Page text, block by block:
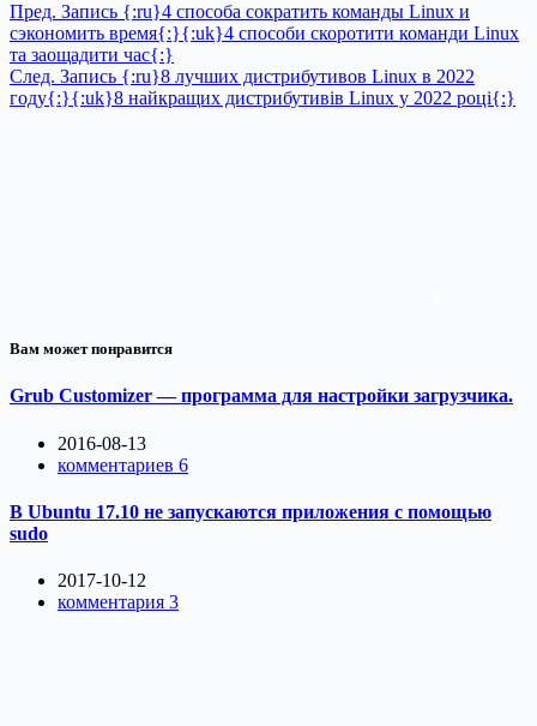
Пред. Запись {:ru}4 способа сократить команды Linux и
сэкономить время{:}{:uk}4 способи скоротити команди Linux
та заощадити час{:}
След. Запись {:ru}8 лучших дистрибутивов Linux в 2022
году{:}{:uk}8 найкращих дистрибутивів Linux у 2022 році{:}
Вам может понравится
Grub Customizer — программа для настройки загрузчика.
2016-08-13
комментариев 6
В Ubuntu 17.10 не запускаются приложения с помощью
sudo
2017-10-12
комментария 3